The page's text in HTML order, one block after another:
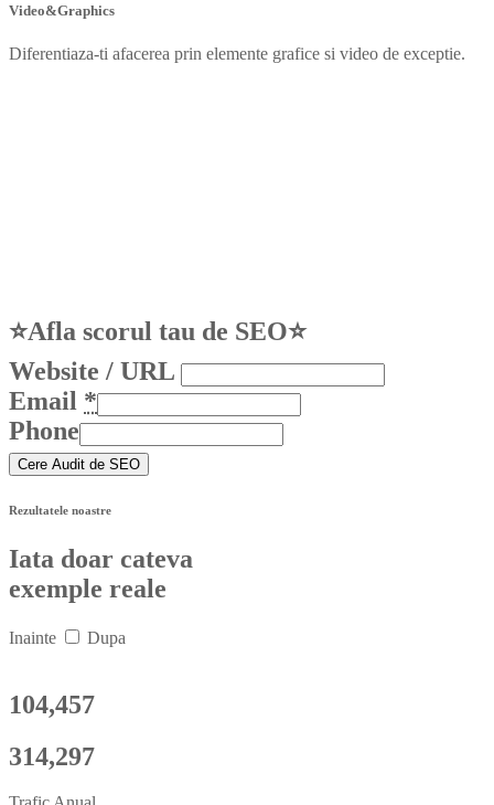
Video&Graphics
Diferentiaza-ti afacerea prin elemente grafice si video de exceptie.
⭐Afla scorul tau de SEO⭐
Website / URL
Email *
Phone
Cere Audit de SEO
Rezultatele noastre
Iata doar cateva
exemple reale
Inainte Dupa
104,457
314,297